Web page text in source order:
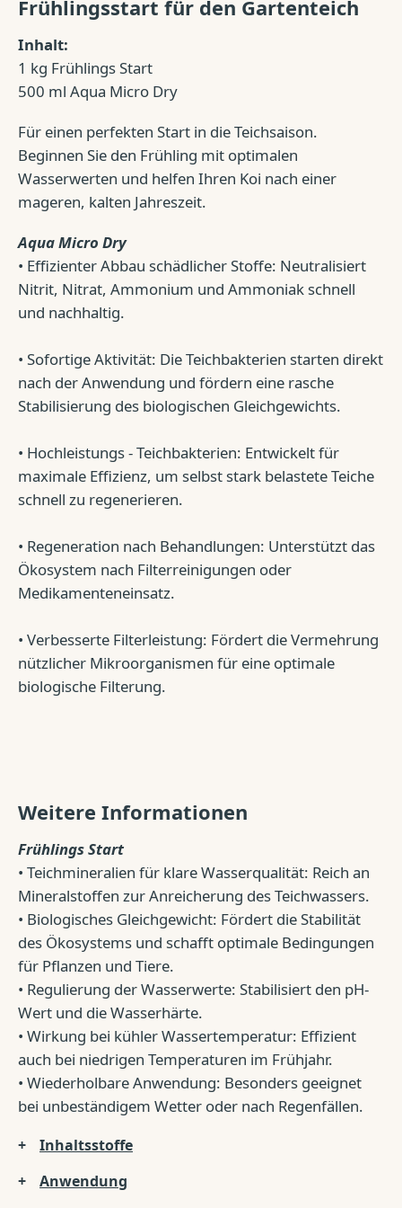
Frühlingsstart für den Gartenteich
Inhalt:
1 kg Frühlings Start
500 ml Aqua Micro Dry
Für einen perfekten Start in die Teichsaison.
Beginnen Sie den Frühling mit optimalen
Wasserwerten und helfen Ihren Koi nach einer
mageren, kalten Jahreszeit.
Aqua Micro Dry
• Effizienter Abbau schädlicher Stoffe: Neutralisiert
Nitrit, Nitrat, Ammonium und Ammoniak schnell
und nachhaltig.
• Sofortige Aktivität: Die Teichbakterien starten direkt
nach der Anwendung und fördern eine rasche
Stabilisierung des biologischen Gleichgewichts.
• Hochleistungs - Teichbakterien: Entwickelt für
maximale Effizienz, um selbst stark belastete Teiche
schnell zu regenerieren.
• Regeneration nach Behandlungen: Unterstützt das
Ökosystem nach Filterreinigungen oder
Medikamenteneinsatz.
• Verbesserte Filterleistung: Fördert die Vermehrung
nützlicher Mikroorganismen für eine optimale
biologische Filterung.
Weitere Informationen
Frühlings Start
• Teichmineralien für klare Wasserqualität: Reich an
Mineralstoffen zur Anreicherung des Teichwassers.
• Biologisches Gleichgewicht: Fördert die Stabilität
des Ökosystems und schafft optimale Bedingungen
für Pflanzen und Tiere.
• Regulierung der Wasserwerte: Stabilisiert den pH-
Wert und die Wasserhärte.
• Wirkung bei kühler Wassertemperatur: Effizient
auch bei niedrigen Temperaturen im Frühjahr.
• Wiederholbare Anwendung: Besonders geeignet
bei unbeständigem Wetter oder nach Regenfällen.
Inhaltsstoffe
Anwendung